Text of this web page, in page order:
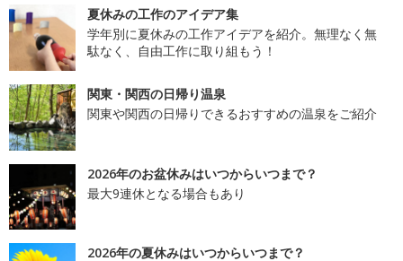
夏休みの工作のアイデア集
学年別に夏休みの工作アイデアを紹介。無理なく無
駄なく、自由工作に取り組もう！
関東・関西の日帰り温泉
関東や関西の日帰りできるおすすめの温泉をご紹介
2026年のお盆休みはいつからいつまで？
最大9連休となる場合もあり
2026年の夏休みはいつからいつまで？